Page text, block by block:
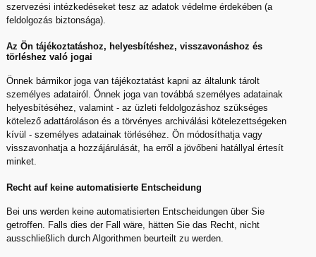
szervezési intézkedéseket tesz az adatok védelme érdekében (a
feldolgozás biztonsága).
Az Ön tájékoztatáshoz, helyesbítéshez, visszavonáshoz és
törléshez való jogai
Önnek bármikor joga van tájékoztatást kapni az általunk tárolt
személyes adatairól. Önnek joga van továbbá személyes adatainak
helyesbítéséhez, valamint - az üzleti feldolgozáshoz szükséges
kötelező adattároláson és a törvényes archiválási kötelezettségeken
kívül - személyes adatainak törléséhez. Ön módosíthatja vagy
visszavonhatja a hozzájárulását, ha erről a jövőbeni hatállyal értesít
minket.
Recht auf keine automatisierte Entscheidung
Bei uns werden keine automatisierten Entscheidungen über Sie
getroffen. Falls dies der Fall wäre, hätten Sie das Recht, nicht
ausschließlich durch Algorithmen beurteilt zu werden.